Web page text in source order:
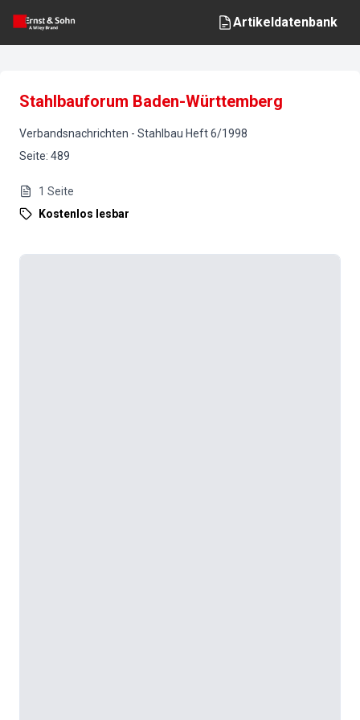
Artikeldatenbank
Stahlbauforum Baden-Württemberg
Verbandsnachrichten - Stahlbau Heft6/1998
Seite: 489
1 Seite
Kostenlos lesbar